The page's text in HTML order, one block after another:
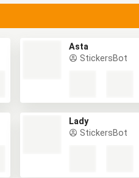
Asta
StickersBot
Lady
StickersBot